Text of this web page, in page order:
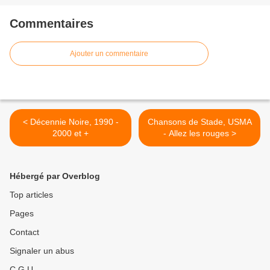
Commentaires
Ajouter un commentaire
< Décennie Noire, 1990 -
2000 et +
Chansons de Stade, USMA
- Allez les rouges >
Hébergé par Overblog
Top articles
Pages
Contact
Signaler un abus